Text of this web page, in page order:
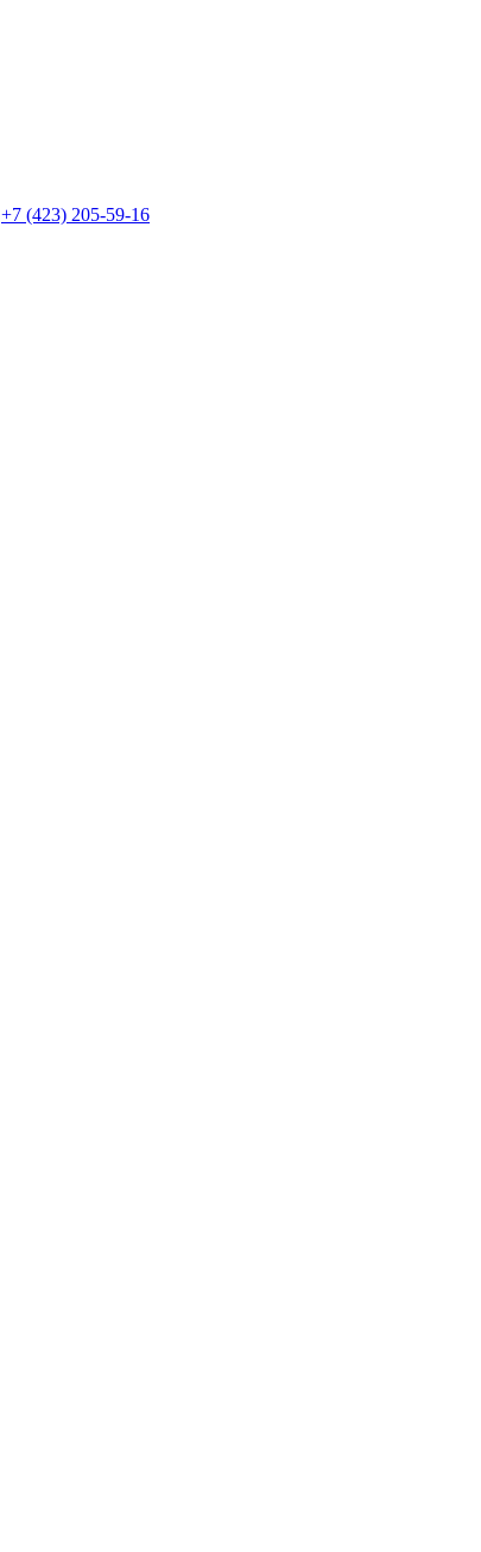
+7 (423) 205-59-16